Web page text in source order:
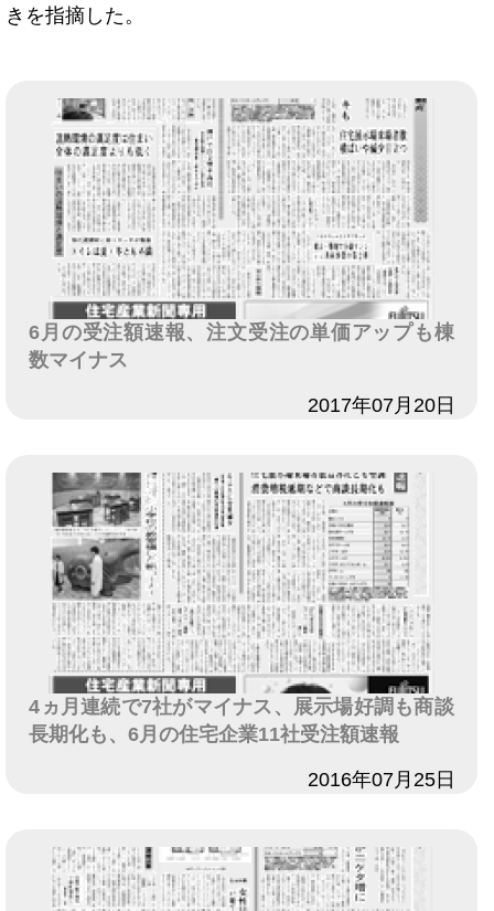
きを指摘した。
6月の受注額速報、注文受注の単価アップも棟
数マイナス
2017年07月20日
4ヵ月連続で7社がマイナス、展示場好調も商談
長期化も、6月の住宅企業11社受注額速報
2016年07月25日